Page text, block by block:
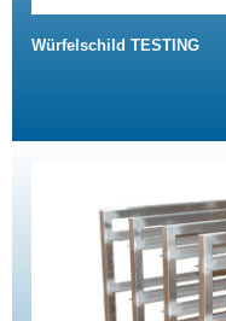
Würfelschild TESTING